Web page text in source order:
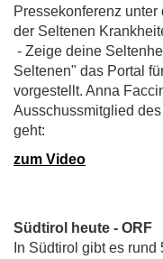
Pressekonferenz
der Seltenen
- Zeige deine
Seltenen" das Portal
vorgestellt. Anna
Ausschussmitglied
geht:
zum Video
Südtirol heute - ORF
In Südtirol gibt es